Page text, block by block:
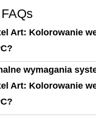
Art: Kolorowanie
wymagania
Art: Kolorowanie